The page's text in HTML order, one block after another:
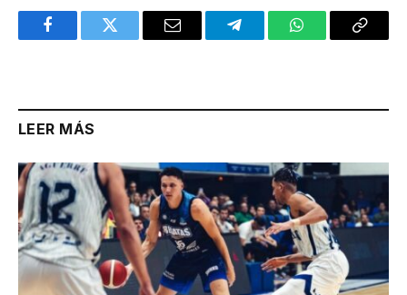
FacebookTwitter Email TelegramWhatsAppCopy
LEER MÁS